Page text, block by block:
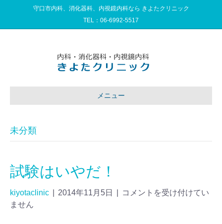
守口市内科、消化器科、内視鏡内科なら きよたクリニック
TEL： 06-6992-5517
メニュー
未分類
試験はいやだ！
kiyotaclinic 2014年11月5日
コメントを受け付けてい
ません